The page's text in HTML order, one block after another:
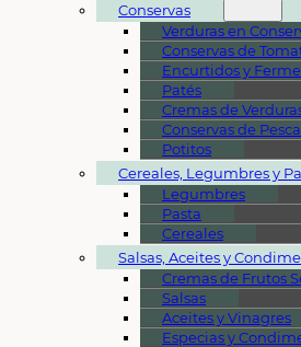
Conservas
Verduras en
Conservas de
Encurtidos y
Patés
Cremas de
Conservas de
Potitos
Cereales, Legumbres y
Legumbres
Pasta
Cereales
Salsas, Aceites y
Cremas de Frutos
Salsas
Aceites y Vinagres
Especias y